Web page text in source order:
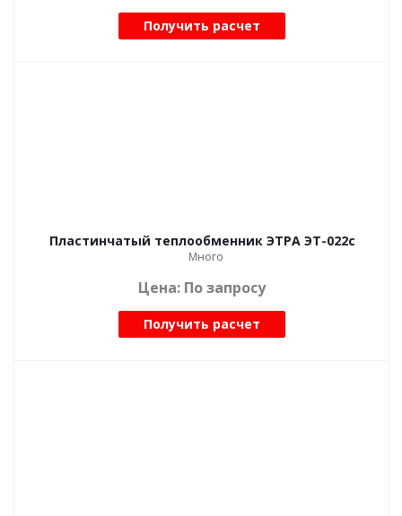
Получить расчет
Пластинчатый теплообменник ЭТРА ЭТ-022с
Много
Цена: По запросу
Получить расчет